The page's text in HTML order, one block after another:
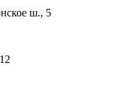
ш., 5